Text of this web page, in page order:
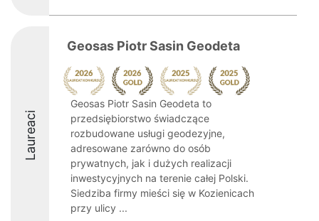
Laureaci
Geosas Piotr Sasin Geodeta
Geosas Piotr Sasin Geodeta to
przedsiębiorstwo świadczące
rozbudowane usługi geodezyjne,
adresowane zarówno do osób
prywatnych, jak i dużych realizacji
inwestycyjnych na terenie całej Polski.
Siedziba firmy mieści się w Kozienicach
przy ulicy ...